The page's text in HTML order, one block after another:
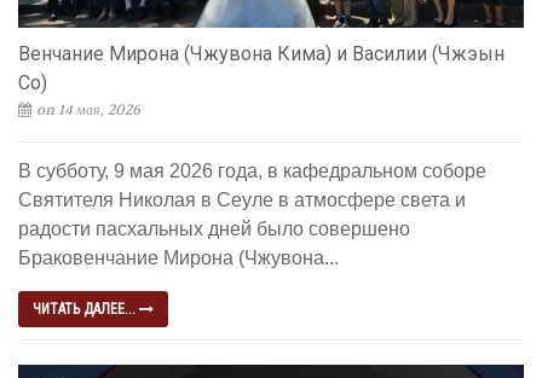
Венчание Мирона (Чжувона Кима) и Василии (Чжэын
Со)
on 14 мая, 2026
В субботу, 9 мая 2026 года, в кафедральном соборе
Святителя Николая в Сеуле в атмосфере света и
радости пасхальных дней было совершено
Браковенчание Мирона (Чжувона...
ЧИТАТЬ ДАЛЕЕ...